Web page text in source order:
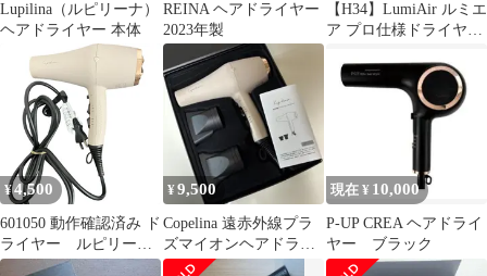
Lupilina（ルピリーナ）
ヘアドライヤー 本体
REINA ヘアドライヤー
2023年製
【H34】LumiAir ルミエ
ア プロ仕様ドライヤ
¥4,500
601050 動作確認済み ド
ライヤー ルピリー
ナ 遠赤外線プラズマ
¥9,500
Copelina 遠赤外線プラ
ズマイオンヘアドライ
ヤー 本体
現在 ¥ 10,000
P-UP CREA ヘアドライ
ヤー ブラック